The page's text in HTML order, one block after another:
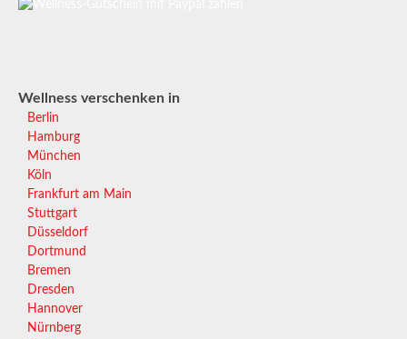
Wellness verschenken in
Berlin
Hamburg
München
Köln
Frankfurt am Main
Stuttgart
Düsseldorf
Dortmund
Bremen
Dresden
Hannover
Nürnberg